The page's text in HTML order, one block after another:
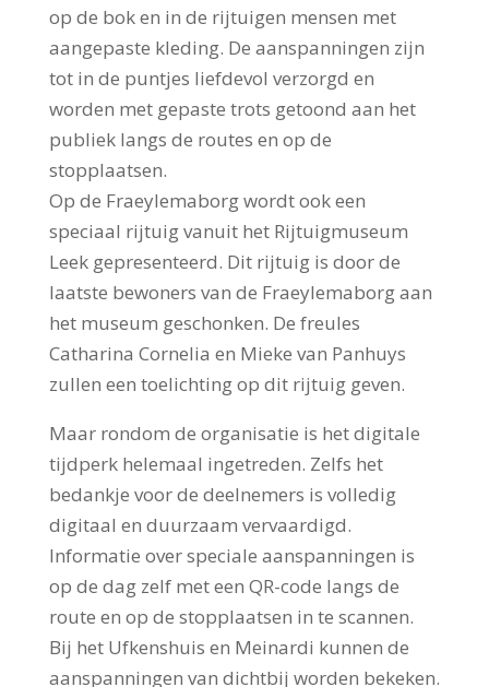
op de bok en in de rijtuigen mensen met
aangepaste kleding. De aanspanningen zijn
tot in de puntjes liefdevol verzorgd en
worden met gepaste trots getoond aan het
publiek langs de routes en op de
stopplaatsen.
Op de Fraeylemaborg wordt ook een
speciaal rijtuig vanuit het Rijtuigmuseum
Leek gepresenteerd. Dit rijtuig is door de
laatste bewoners van de Fraeylemaborg aan
het museum geschonken. De freules
Catharina Cornelia en Mieke van Panhuys
zullen een toelichting op dit rijtuig geven.
Maar rondom de organisatie is het digitale
tijdperk helemaal ingetreden. Zelfs het
bedankje voor de deelnemers is volledig
digitaal en duurzaam vervaardigd.
Informatie over speciale aanspanningen is
op de dag zelf met een QR-code langs de
route en op de stopplaatsen in te scannen.
Bij het Ufkenshuis en Meinardi kunnen de
aanspanningen van dichtbij worden bekeken.